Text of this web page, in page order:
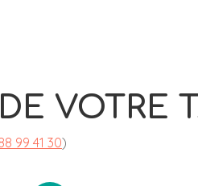
VOTRE
99 41 30)